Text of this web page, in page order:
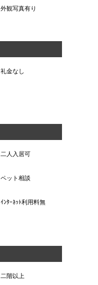
外観写真有り
礼金なし
二人入居可
ペット相談
ｲﾝﾀｰﾈｯﾄ利用料無
二階以上